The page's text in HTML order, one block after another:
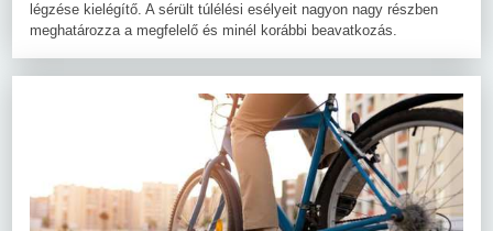
légzése kielégítő. A sérült túlélési esélyeit nagyon nagy részben
meghatározza a megfelelő és minél korábbi beavatkozás.